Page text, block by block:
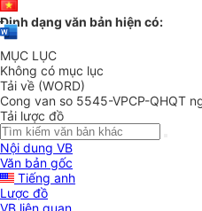
Định dạng văn bản hiện có:
MỤC LỤC
Không có mục lục
Tải về (WORD)
Cong van so 5545-VPCP-QHQT
Tải lược đồ
Nội dung VB
Văn bản gốc
Tiếng anh
Lược đồ
VB liên quan